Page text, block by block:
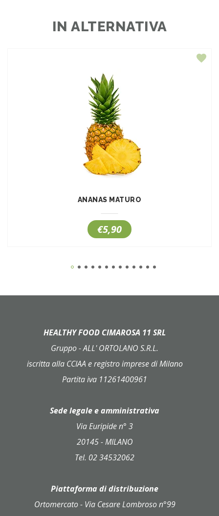
IN ALTERNATIVA
ANANAS MATURO
€5,90
HEALTHY FOOD CIMAROSA 11 SRL
Gruppo - ALL' ORTOLANO S.R.L.
iscritta alla CCIAA e registro imprese di Milano
Partita iva 11261400961
Sede legale e amministrativa
Via Euripide n° 3
20145 - MILANO
Tel. 02 34532062
Piattaforma di distribuzione
Ortomercato - Via Cesare Lombroso n°99